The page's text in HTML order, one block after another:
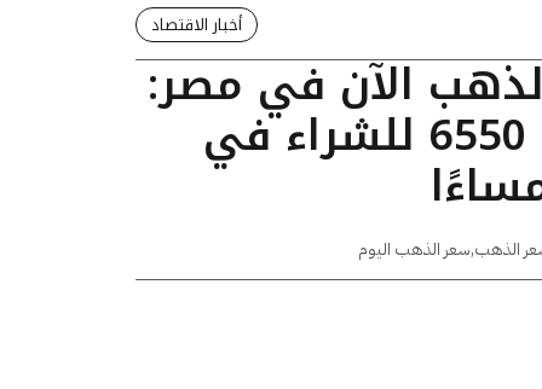
أخبار الاقتصاد
الآن في مصر:
عيار 24 يسجل 6550 للشراء في
الذهب,سعر الذهب اليوم